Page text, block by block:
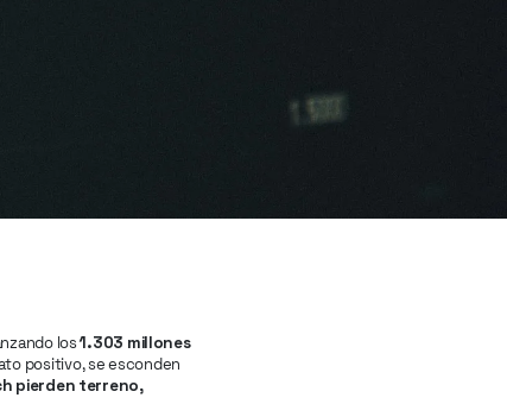
los1.303 millones
positivo, se esconden
pierden terreno,